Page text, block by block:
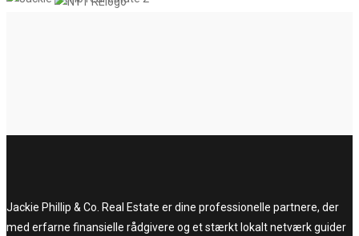
Jackie Phillip & Co. Real Estate er dine professionelle partnere, der
med erfarne finansielle rådgivere og et stærkt lokalt netværk guider